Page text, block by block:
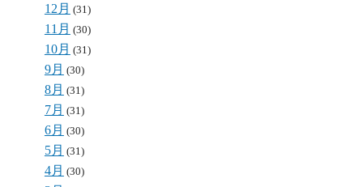
12月 (31)
11月 (30)
10月 (31)
9月 (30)
8月 (31)
7月 (31)
6月 (30)
5月 (31)
4月 (30)